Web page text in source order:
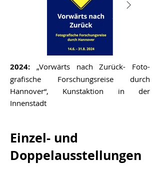
2024: „Vorwärts nach Zurück- Foto-
grafische Forschungsreise durch
Hannover“, Kunstaktion in der
Innenstadt
Einzel- und
Doppelausstellungen